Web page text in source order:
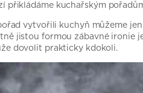
přikládáme kuchařským
vytvořili kuchyň můžeme
jistou formou zábavné ironie
dovolit prakticky kdokoli.